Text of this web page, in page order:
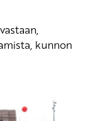
kunnon